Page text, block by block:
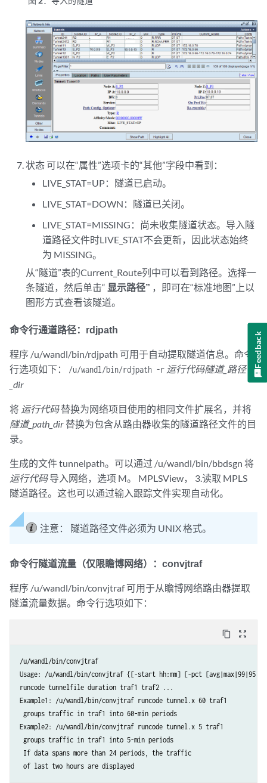
状态 可以在“属性”选项卡的“其他”字段中看到：
LIVE_STAT=UP：隧道已启动。
LIVE_STAT=DOWN：隧道已关闭。
LIVE_STAT=MISSING：尚未收集隧道状态。导入隧
道路径文件时LIVE_STAT不会更新，因此状态始终
为 MISSING。
从“隧道”表的Current_Route列中可以看到路径。选择一
条隧道，然后单击“ 显示路径” ，即可在“标准地图”上以
图形方式查看该隧道。
命令行通道路径：rdjpath
程序 /u/wandl/bin/rdjpath 可用于自动提取隧道信息。命令
行选项如下：
/u/wandl/bin/rdjpath -r 运行代码隧道_路径
_dir
将 运行代码替换为网络项目使用的相同文件扩展名，并将
隧道_path_dir 替换为包含从路由器收集的隧道路径文件的目
录。
生成的文件 tunnelpath。可以通过 /u/wandl/bin/bbdsgn 将
运行代码导入网络，选项 M。 MPLSView， 3.读取 MPLS
隧道路径。这也可以通过输入跟踪文件实现自动化。
注意： 隧道路径文件必须为 UNIX 格式。
命令行隧道流量（仅限瞻博网络）：convjtraf
程序 /u/wandl/bin/convjtraf 可用于从瞻博网络路由器提取
隧道流量数据。命令行选项如下：
content_copy zoom_out_map
/u/wandl/bin/convjtraf
Usage: /u/wandl/bin/convjtraf {[-start hh:mm] [-pct
runcode tunnelfile duration traf1 traf2 ...
Example1: /u/wandl/bin/convjtraf runcode tunnel.x 60 traf1
groups traffic in traf1 into 60-min periods
Example2: /u/wandl/bin/convjtraf runcode tunnel.x 5 traf1
groups traffic in traf1 into 5-min periods
If data spans more than 24 periods, the traffic
of last two hours are displayed
Feedback